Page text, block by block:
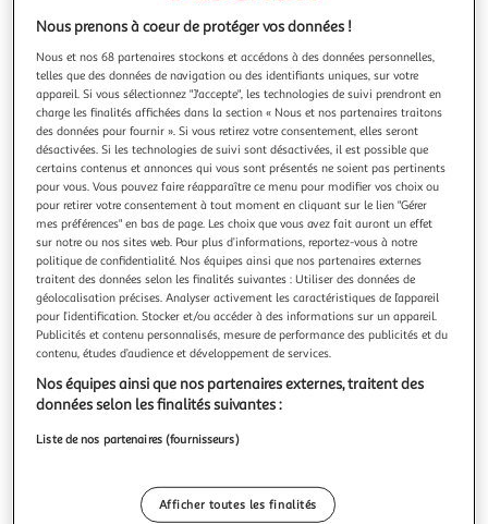
5.0 (2)
RAYNAL ET ROQUELAURE
Flageolets extra fins cuisinés à l'auvergnate
Extra Fins FLAGEOLETS Français SANS conservateur -
SANS arôme artificiel
En savoir +
Vous voulez connaître le prix de ce produit ?
Afficher le prix
Nous prenons à coeur de protéger vos données !
Nous et nos 68 partenaires stockons et accédons à des données personnelles,
telles que des données de navigation ou des identifiants uniques, sur votre
appareil. Si vous sélectionnez "J'accepte", les technologies de suivi prendront en
charge les finalités affichées dans la section « Nous et nos partenaires traitons
des données pour fournir ». Si vous retirez votre consentement, elles seront
désactivées. Si les technologies de suivi sont désactivées, il est possible que
certains contenus et annonces qui vous sont présentés ne soient pas pertinents
pour vous. Vous pouvez faire réapparaître ce menu pour modifier vos choix ou
pour retirer votre consentement à tout moment en cliquant sur le lien "Gérer
mes préférences" en bas de page. Les choix que vous avez fait auront un effet
sur notre ou nos sites web. Pour plus d’informations, reportez-vous à notre
politique de confidentialité. Nos équipes ainsi que nos partenaires externes
traitent des données selon les finalités suivantes : Utiliser des données de
géolocalisation précises. Analyser activement les caractéristiques de l’appareil
pour l’identification. Stocker et/ou accéder à des informations sur un appareil.
Publicités et contenu personnalisés, mesure de performance des publicités et du
contenu, études d’audience et développement de services.
Nos équipes ainsi que nos partenaires externes, traitent des
données selon les finalités suivantes :
Liste de nos partenaires (fournisseurs)
Afficher toutes les finalités